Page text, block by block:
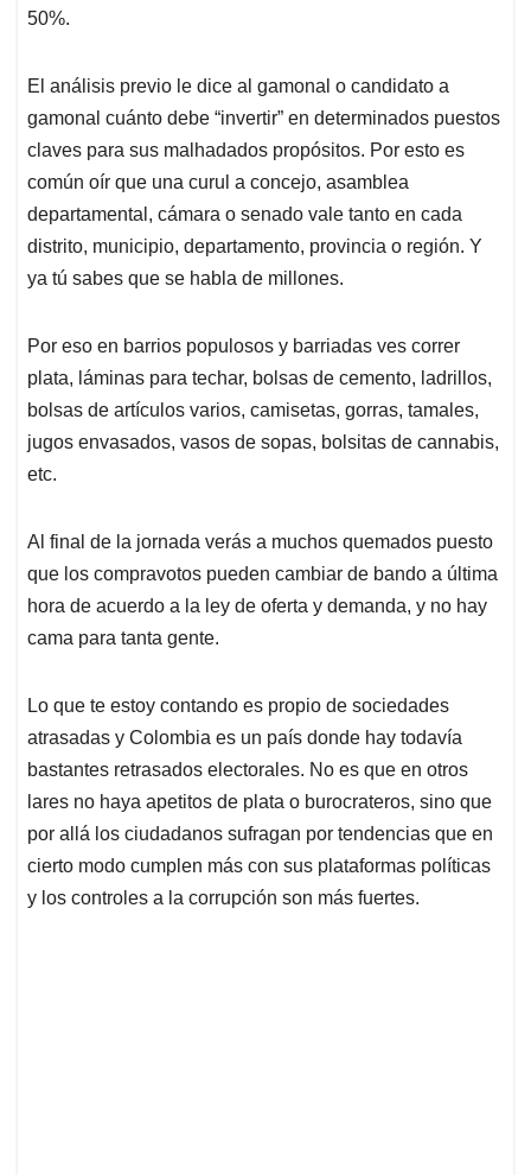
50%.
El análisis previo le dice al gamonal o candidato a
gamonal cuánto debe “invertir” en determinados puestos
claves para sus malhadados propósitos. Por esto es
común oír que una curul a concejo, asamblea
departamental, cámara o senado vale tanto en cada
distrito, municipio, departamento, provincia o región. Y
ya tú sabes que se habla de millones.
Por eso en barrios populosos y barriadas ves correr
plata, láminas para techar, bolsas de cemento, ladrillos,
bolsas de artículos varios, camisetas, gorras, tamales,
jugos envasados, vasos de sopas, bolsitas de cannabis,
etc.
Al final de la jornada verás a muchos quemados puesto
que los compravotos pueden cambiar de bando a última
hora de acuerdo a la ley de oferta y demanda, y no hay
cama para tanta gente.
Lo que te estoy contando es propio de sociedades
atrasadas y Colombia es un país donde hay todavía
bastantes retrasados electorales. No es que en otros
lares no haya apetitos de plata o burocrateros, sino que
por allá los ciudadanos sufragan por tendencias que en
cierto modo cumplen más con sus plataformas políticas
y los controles a la corrupción son más fuertes.